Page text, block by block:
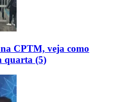
CPTM, veja como
quarta (5)